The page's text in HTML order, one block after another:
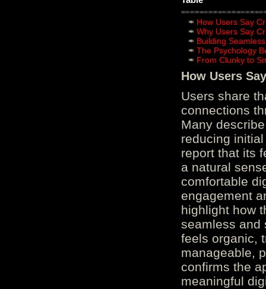
How Users Say
Why Users Say
Building
The Psychology
From Clunky to
How Users
Users share
connections
Many
reducing
report that its
a natural
comfortable
engagement
highlight how
seamless and
feels organic,
manageable,
confirms the
meaningful